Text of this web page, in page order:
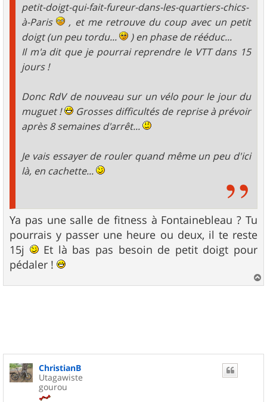
petit-doigt-qui-fait-fureur-dans-les-quartiers-chics-
à-Paris
, et me retrouve du coup avec un petit
doigt (un peu tordu...
) en phase de rééduc...
Il m'a dit que je pourrai reprendre le VTT dans 15
jours !
Donc RdV de nouveau sur un vélo pour le jour du
muguet !
Grosses difficultés de reprise à prévoir
après 8 semaines d'arrêt...
Je vais essayer de rouler quand même un peu d'ici
là, en cachette...
Ya pas une salle de fitness à Fontainebleau ? Tu
pourrais y passer une heure ou deux, il te reste
15j
Et là bas pas besoin de petit doigt pour
pédaler !
a
ChristianB
Utagawiste
gourou